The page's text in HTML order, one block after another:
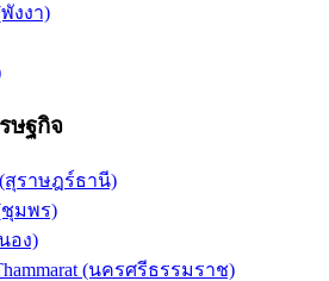
พังงา)
ษฐกิจ
(สุราษฎร์ธานี)
ชุมพร)
อง)
(นครศรีธรรมราช)